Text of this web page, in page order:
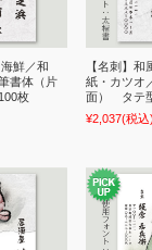
海鮮／和
書体（片
枚
【名刺】和
紙・カツオ
面） タテ
¥2,037(税込